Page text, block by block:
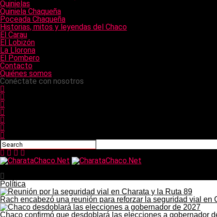
Quinielas
Quiniela Chaqueña
Poceada Chaqueña
Historias, mitos y leyendas del Chaco
El Carau
El Lobizón
La Llorona
El Pombero
Contacto
Quiénes somos
Conéctate con nosotros
Política
Rach encabezó una reunión para reforzar la seguridad vial en
Chaco confirmó que desdoblará las elecciones a gobernador